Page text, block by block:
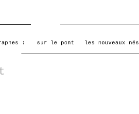
: sur le pont les nouveaux nés